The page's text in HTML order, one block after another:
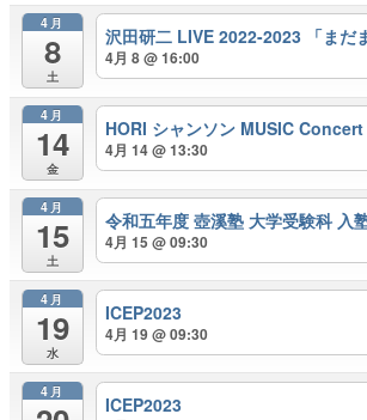
4月
8
土
沢田研二 LIVE 2022-2023 「まだ
4月 8 @ 16:00
4月
14
金
HORI シャンソン MUSIC
4月 14 @ 13:30
4月
15
土
令和五年度 壺溪塾 大学受験科 入
4月 15 @ 09:30
4月
19
水
ICEP2023
4月 19 @ 09:30
4月
ICEP2023